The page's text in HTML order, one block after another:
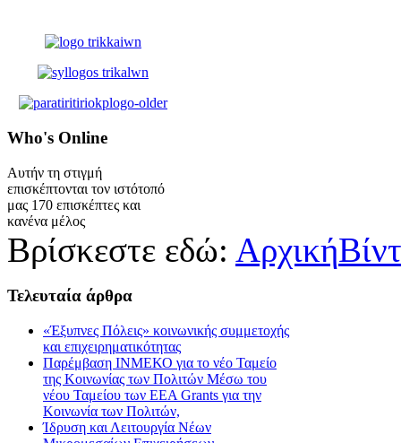
Who's Online
Αυτήν τη στιγμή
επισκέπτονται τον ιστότοπό
μας 170 επισκέπτες και
κανένα μέλος
Βρίσκεστε εδώ: Αρχική
Τελευταία άρθρα
«Έξυπνες Πόλεις» κοινωνικής συμμετοχής
και επιχειρηματικότητας
Παρέμβαση ΙΝΜΕΚΟ για το νέο Ταμείο
της Κοινωνίας των Πολιτών Μέσω του
νέου Ταμείου των ΕΕΑ Grants για την
Κοινωνία των Πολιτών,
Ίδρυση και Λειτουργία Νέων